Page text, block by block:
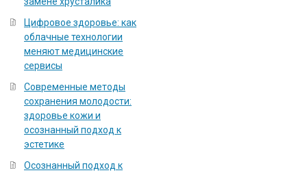
Цифровое здоровье: как
облачные технологии
меняют медицинские
сервисы
Современные методы
сохранения молодости:
здоровье кожи и
осознанный подход к
эстетике
Осознанный подход к